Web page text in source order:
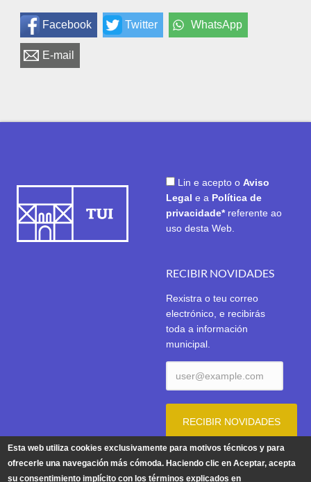
Facebook Twitter WhatsApp
E-mail
Lin e acepto o Aviso
Legal e a Política de
privacidade* referente ao
uso desta Web.
RECIBIR NOVIDADES
Rexistra o teu correo
electrónico, e recibirás
toda a información
municipal.
Esta web utiliza cookies exclusivamente para motivos técnicos y para
ofrecerle una navegación más cómoda. Haciendo clic en Aceptar, acepta
su consentimiento implícito con los términos explicados en